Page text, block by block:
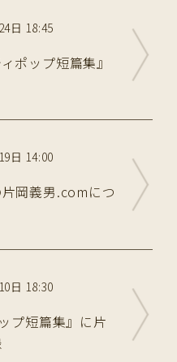
日 18:45
ポップ短篇集』
日 14:00
岡義男.comにつ
日 18:30
プ短篇集』に片